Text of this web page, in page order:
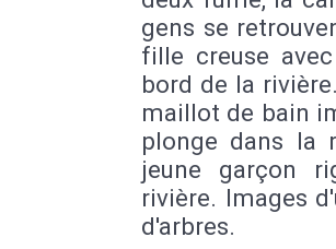
gens se
fille creuse
bord de la
maillot de bain
plonge dans la
jeune garçon
rivière. Images
d'arbres.